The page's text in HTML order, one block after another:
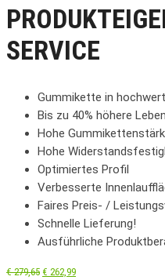
SERVICE
Gummikette in
Bis zu 40% höhere
Hohe
Hohe
Optimiertes Profil
Verbesserte
Faires Preis- /
Schnelle Lieferung!
Ausführliche
€279,65 € 262,99